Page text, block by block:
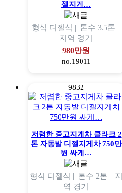
젤지게…
형식 디젤식 | 톤수 3.5톤 |
지역 경기
980만원
no.19011
9832
저렴한 중고지게차 클라크 2
톤 자동발 디젤지게차 750만
원 싸게…
형식 디젤식 | 톤수 2톤 | 지
역 경기